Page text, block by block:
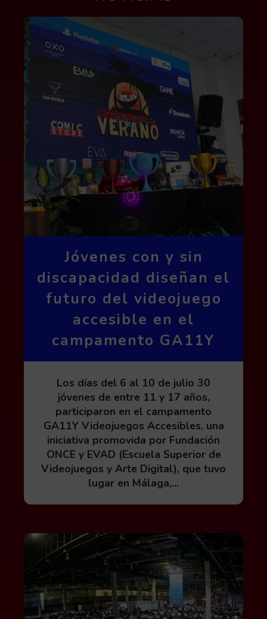
Jóvenes con y sin
discapacidad diseñan el
futuro del videojuego
accesible en el
campamento GA11Y
Los días del 6 al 10 de julio 30
jóvenes de entre 11 y 17 años,
participaron en el campamento
GA11Y Videojuegos Accesibles, una
iniciativa promovida por Fundación
ONCE y EVAD (Escuela Superior de
Videojuegos y Arte Digital), que tuvo
lugar en Málaga,...
Leer más acerca de Jóvenes con y sin
Leer más acerca de GA11Y Videojuegos